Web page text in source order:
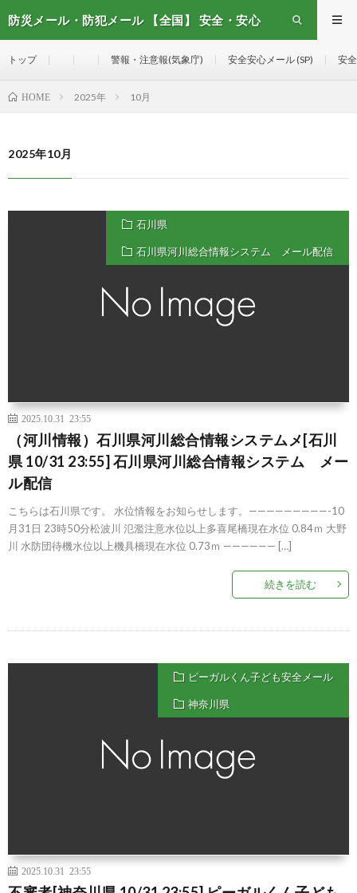
防災メール・防犯メール 【全国】 安全・安心
トップ 警報・注意報(気象庁) 安全安心メール (SP) 安
HOME 2025年 10月
2025年10月
石川県
石川県河川総合情報システム メール配信
2025.10.31 23:55
（河川情報）石川県河川総合情報システムメ[石川
県 10/31 23:55] 石川県河川総合情報システム メー
ル配信
こちらは石川県です。 水位情報をお知らせします。—————————-10
月31日 23時50分松波川 氾濫注意水位以上多喜尾橋現在水位 0.84ｍ 大野
川 水防団待機水位以上機具橋現在水位 0.73ｍ —————— […]
続きを読む
ピーガルくん子ども安全メール
神奈川県
2025.10.31 23:55